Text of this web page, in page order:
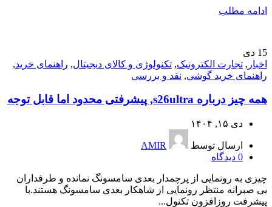
ادامه مطلب
15 دی
اخبار , تجارت الکترونیک, تکنولوژی و کالای دیجیتال, راهنمای خرید,
راهنمای خرید گوشی, نقد و بررسی
همه چیز درباره s26ultra, پیشرفتی محدود اما قابل توجه
دی ۱۵, ۱۴۰۴
ارسال توسط
AMIR
0 دیدگاه
چیزی به رونمایی از پرچمدار بعدی سامسونگ نمانده و طرفداران
بی صبرانه منتظر رونمایی از شاهکار بعدی سامسونگ هستند.با
پیشرفت روزافزون تکنول...